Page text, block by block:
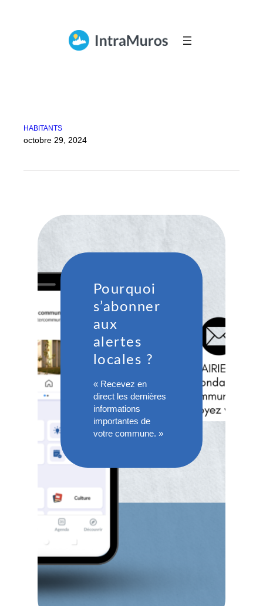
HABITANTS
octobre 29, 2024
Pourquoi
s’abonner
aux
alertes
locales ?
« Recevez en
direct les dernières
informations
importantes de
votre commune. »